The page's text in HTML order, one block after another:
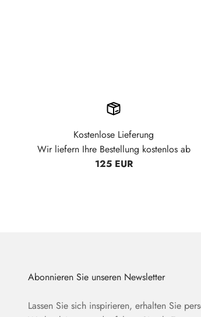
Kostenlose Lieferung
Wir liefern Ihre Bestellung kostenlos ab
125 EUR
Abonnieren Sie unseren Newsletter
Lassen Sie sich inspirieren, erhalten Sie